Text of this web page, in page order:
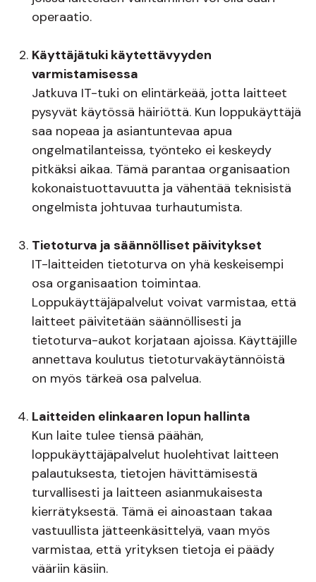
operaatio.
Käyttäjätuki käytettävyyden
varmistamisessa
Jatkuva IT-tuki on elintärkeää, jotta laitteet
pysyvät käytössä häiriöttä. Kun loppukäyttäjä
saa nopeaa ja asiantuntevaa apua
ongelmatilanteissa, työnteko ei keskeydy
pitkäksi aikaa. Tämä parantaa organisaation
kokonaistuottavuutta ja vähentää teknisistä
ongelmista johtuvaa turhautumista.
Tietoturva ja säännölliset päivitykset
IT-laitteiden tietoturva on yhä keskeisempi
osa organisaation toimintaa.
Loppukäyttäjäpalvelut voivat varmistaa, että
laitteet päivitetään säännöllisesti ja
tietoturva-aukot korjataan ajoissa. Käyttäjille
annettava koulutus tietoturvakäytännöistä
on myös tärkeä osa palvelua.
Laitteiden elinkaaren lopun hallinta
Kun laite tulee tiensä päähän,
loppukäyttäjäpalvelut huolehtivat laitteen
palautuksesta, tietojen hävittämisestä
turvallisesti ja laitteen asianmukaisesta
kierrätyksestä. Tämä ei ainoastaan takaa
vastuullista jätteenkäsittelyä, vaan myös
varmistaa, että yrityksen tietoja ei päädy
vääriin käsiin.